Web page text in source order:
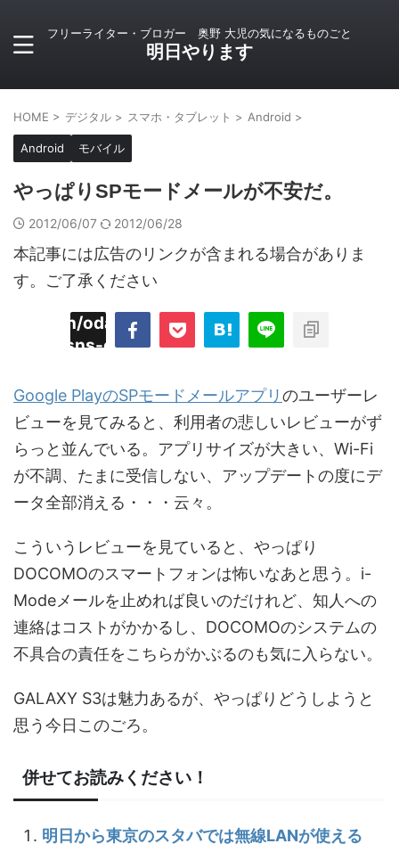
フリーライター・ブロガー 奥野 大児の気になるものごと
明日やります
HOME > デジタル > スマホ・タブレット > Android >
Android モバイル
やっぱりSPモードメールが不安だ。
2012/06/07 2012/06/28
本記事には広告のリンクが含まれる場合がありま
す。ご了承ください
odaiji.com/public_html/blog/wp-
sns-count-cache/sns-count-
Google PlayのSPモードメールアプリのユーザーレ
ビューを見てみると、利用者の悲しいレビューがず
らっと並んでいる。アプリサイズが大きい、Wi-Fi
が不調、たまに受信しない、アップデートの度にデ
ータ全部消える・・・云々。
こういうレビューを見ていると、やっぱり
DOCOMOのスマートフォンは怖いなあと思う。i-
Modeメールを止めれば良いのだけれど、知人への
連絡はコストがかかるし、DOCOMOのシステムの
不具合の責任をこちらがかぶるのも気に入らない。
GALAXY S3は魅力あるが、やっぱりどうしようと
思う今日このごろ。
併せてお読みください！
明日から東京のスタバでは無線LANが使える